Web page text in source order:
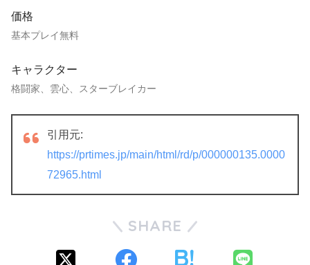
価格
基本プレイ無料
キャラクター
格闘家、雲心、スターブレイカー
引用元:
https://prtimes.jp/main/html/rd/p/000000135.0000
72965.html
SHARE